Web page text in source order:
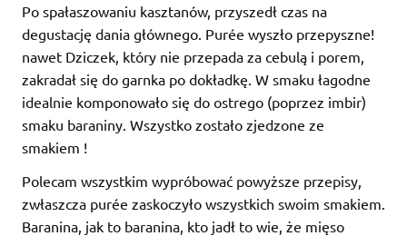
Po spałaszowaniu kasztanów, przyszedł czas na
degustację dania głównego. Purée wyszło przepyszne!
nawet Dziczek, który nie przepada za cebulą i porem,
zakradał się do garnka po dokładkę. W smaku łagodne
idealnie komponowało się do ostrego (poprzez imbir)
smaku baraniny. Wszystko zostało zjedzone ze
smakiem !
Polecam wszystkim wypróbować powyższe przepisy,
zwłaszcza purée zaskoczyło wszystkich swoim smakiem.
Baranina, jak to baranina, kto jadł to wie, że mięso